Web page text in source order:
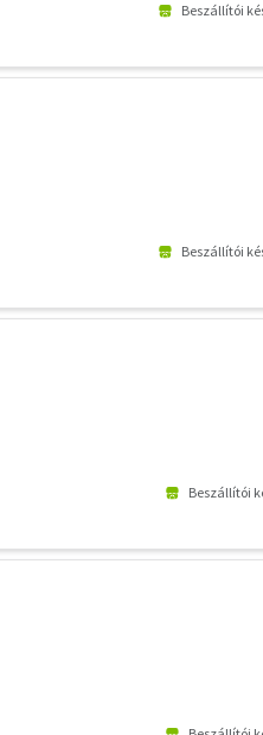
Beszállítói
Beszállítói
Beszállítói